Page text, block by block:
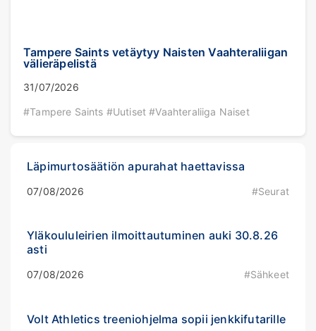
Tampere Saints vetäytyy Naisten Vaahteraliigan
välieräpelistä
31/07/2026
#Tampere Saints #Uutiset #Vaahteraliiga Naiset
Läpimurtosäätiön apurahat haettavissa
07/08/2026 #Seurat
Yläkoululeirien ilmoittautuminen auki 30.8.26
asti
07/08/2026 #Sähkeet
Volt Athletics treeniohjelma sopii jenkkifutarille